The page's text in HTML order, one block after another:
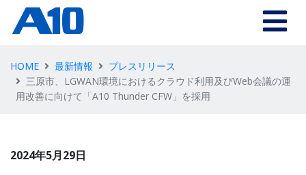
HOME 最新情報
プレスリリース
三原市、LGWAN環境におけるクラウド利用及びWeb会議の運
用改善に向けて「A10 Thunder CFW」を採用
2024年5月29日